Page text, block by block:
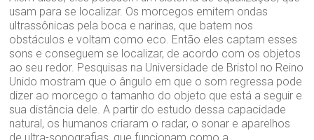
usam para se localizar. Os morcegos emitem ondas
ultrassônicas pela boca e narinas, que batem nos
obstáculos e voltam como eco. Então eles captam esses
sons e conseguem se localizar, de acordo com os objetos
ao seu redor. Pesquisas na Universidade de Bristol no Reino
Unido mostram que o ângulo em que o som regressa pode
dizer ao morcego o tamanho do objeto que está a seguir e
sua distância dele. A partir do estudo dessa capacidade
natural, os humanos criaram o radar, o sonar e aparelhos